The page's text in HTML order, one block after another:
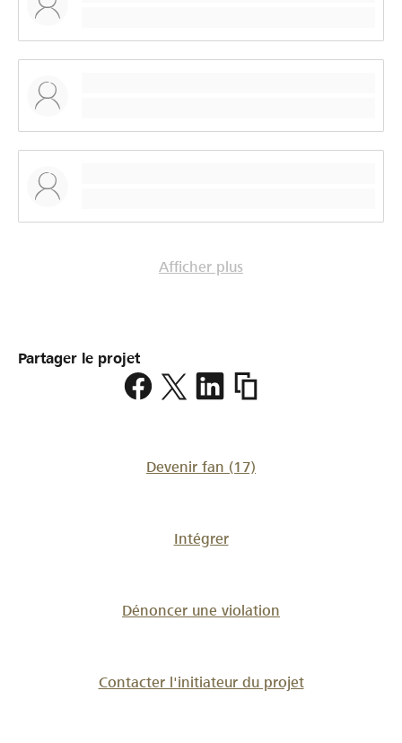
Afficher plus
Partager le projet
https://
Devenir fan (17)
Intégrer
Dénoncer une violation
Contacter l'initiateur du projet